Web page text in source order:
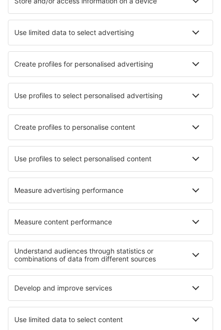
Unterkunft in Pyrenees 2000 Unterkunft Gouzon
Unterkunft in Trouville-sur-Mer Unterkunft in Aime
Die besten Unterkünfte - Städte
Unterkunft in Parkovoye Unterkunft in Iparana
Unterkunft in Crissier Unterkunft in Oberraden
Unterkunft in Arta Unterkunft in Bettws Garmon
Unterkunft in Ako Unterkunft in Las Mallorquinas
Die besten Unterkünfte - Regionen
Unterkunft an dem Genfersee
Unterkunft in Val-Cenis Unterkunft in Côte d’Azur
Unterkunft in Val Thorens Unterkunft auf Koh Samui
Unterkunft on Thassos Unterkunft auf Kos
Unterkunft auf Erzgebirge Unterkunft in Lovech